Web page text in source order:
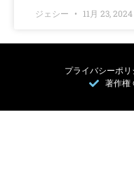
ジェシー 11月 23, 2024
プライバシーポリ
著作権